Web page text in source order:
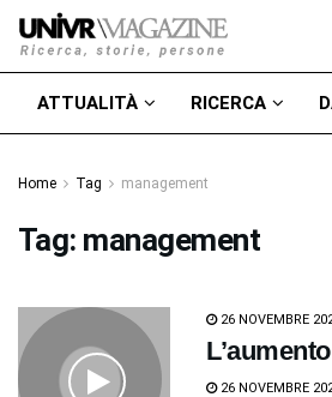
ATTUALITÀ RICERCA
Home Tag management
Tag: management
26 NOVEMBRE
26 NOVEMBRE